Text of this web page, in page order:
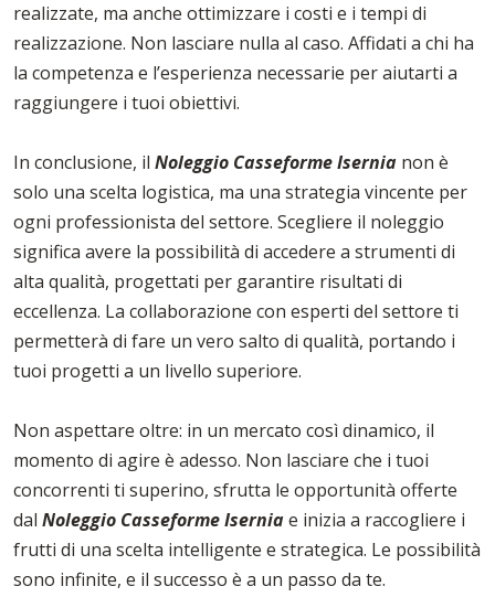
realizzate, ma anche ottimizzare i costi e i tempi di
realizzazione. Non lasciare nulla al caso. Affidati a chi ha
la competenza e l’esperienza necessarie per aiutarti a
raggiungere i tuoi obiettivi.
In conclusione, il Noleggio Casseforme Isernia non è
solo una scelta logistica, ma una strategia vincente per
ogni professionista del settore. Scegliere il noleggio
significa avere la possibilità di accedere a strumenti di
alta qualità, progettati per garantire risultati di
eccellenza. La collaborazione con esperti del settore ti
permetterà di fare un vero salto di qualità, portando i
tuoi progetti a un livello superiore.
Non aspettare oltre: in un mercato così dinamico, il
momento di agire è adesso. Non lasciare che i tuoi
concorrenti ti superino, sfrutta le opportunità offerte
dal Noleggio Casseforme Iserniae inizia a raccogliere i
frutti di una scelta intelligente e strategica. Le possibilità
sono infinite, e il successo è a un passo da te.